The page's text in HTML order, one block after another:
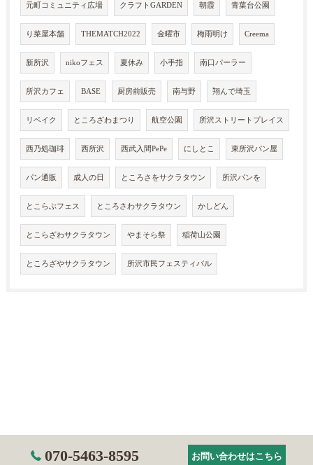
元町コミュニティ広場 クラフトGARDEN 朝霞 青葉台公園
り菜屋本舗 THEMATCH2022 金曜市 梅雨明け Creema
新所沢 nikoフェス 夏休み 小手指 南口パーラー
所沢カフェ BASE 厨房前販売 南与野 翔んで埼玉
リベイク ところざわまつり 航空公園 所沢ストリートプレイス
西乃処珈琲 西所沢 西武入間PePe にしとこ 東所沢パン屋
パン通販 成人の日 ところさをサクラタウン 所沢パンを
とこらぶフェス ところさわサクラタウン かしどん
とこらざわサクラタウン やまそら祭 稲荷山公園
ところざやサクラタウン 所沢市民フェスティバル
070-5463-8595 お問い合わせはこちら